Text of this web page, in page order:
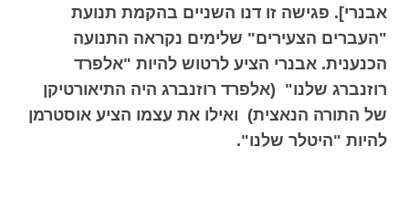
אבנרי]. פגישה זו דנו השניים בהקמת תנועת
"העברים הצעירים" שלימים נקראה התנועה
הכנענית. אבנרי הציע לרטוש להיות "אלפרד
רוזנברג שלנו" (אלפרד רוזנברג היה התיאורטיקן
של התורה הנאצית) ואילו את עצמו הציע אוסטרמן
להיות "היטלר שלנו".